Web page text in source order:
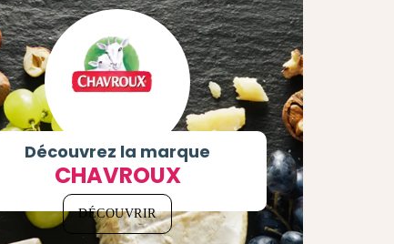
Découvrez la marque
CHAVROUX
DÉCOUVRIR